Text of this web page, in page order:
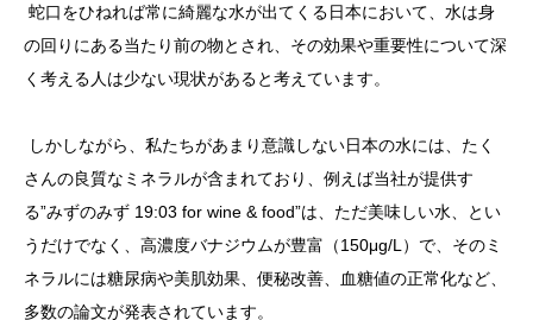
蛇口をひねれば常に綺麗な水が出てくる日本において、水は身
の回りにある当たり前の物とされ、その効果や重要性について深
く考える人は少ない現状があると考えています。
しかしながら、私たちがあまり意識しない日本の水には、たく
さんの良質なミネラルが含まれており、例えば当社が提供す
る”みずのみず 19:03 for wine & food”は、ただ美味しい水、とい
うだけでなく、高濃度バナジウムが豊富（150μg/L）で、そのミ
ネラルには糖尿病や美肌効果、便秘改善、血糖値の正常化など、
多数の論文が発表されています。